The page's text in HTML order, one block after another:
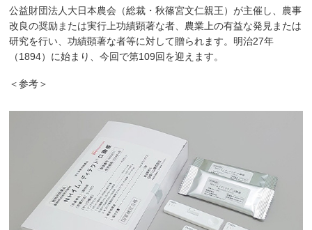
公益財団法人大日本農会（総裁・秋篠宮文仁親王）が主催し、農事
改良の奨励または実行上功績顕著な者、農業上の有益な発見または
研究を行い、功績顕著な者等に対して贈られます。明治27年
（1894）に始まり、今回で第109回を迎えます。
＜参考＞